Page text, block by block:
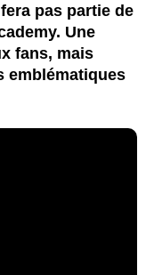
pas partie de
Une
fans, mais
emblématiques